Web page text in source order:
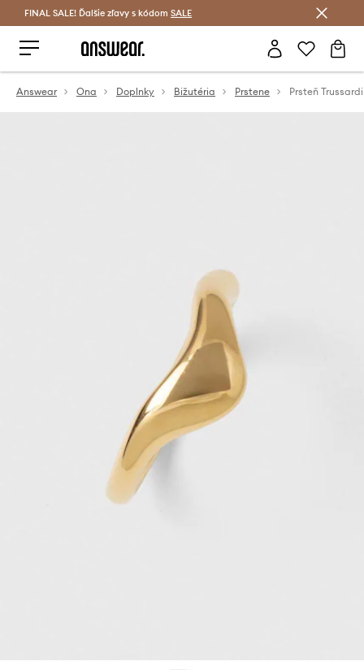
Šetrite s Answear Club >
FINAL SALE! Ďalšie zľavy s kódom SALE
Answear Ona Doplnky Bižutéria Prstene Prsteň Trussardi